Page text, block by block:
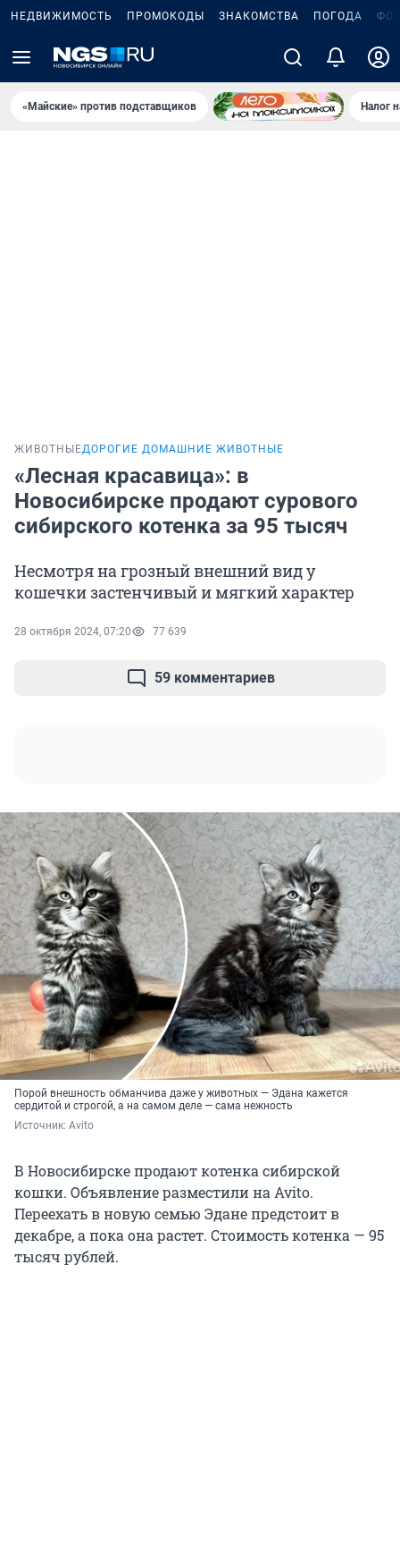
НЕДВИЖИМОСТЬ ПРОМОКОДЫ ЗНАКОМСТВА ПОГОДА
«Майские» против подставщиков Налог
ЖИВОТНЫЕДОРОГИЕ ДОМАШНИЕ ЖИВОТНЫЕ
«Лесная красавица»: в
Новосибирске продают сурового
сибирского котенка за 95 тысяч
Несмотря на грозный внешний вид у
кошечки застенчивый и мягкий характер
28 октября 2024, 07:20 77 639
59 комментариев
Порой внешность обманчива даже у животных — Эдана кажется
сердитой и строгой, а на самом деле — сама нежность
Источник: Avito
В Новосибирске продают котенка сибирской
кошки. Объявление разместили на Avito.
Переехать в новую семью Эдане предстоит в
декабре, а пока она растет. Стоимость котенка — 95
тысяч рублей.